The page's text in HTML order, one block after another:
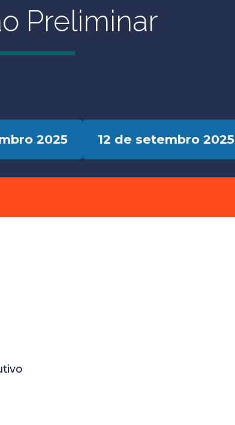
Preliminar
2025 12 de setembro 2025